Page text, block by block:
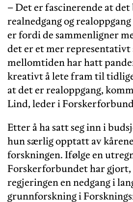
– Det er fascinerende at
realnedgang og
er fordi de sammenligner
det er et mer
mellomtiden har hatt
kreativt å lete fram til
at det er realoppgang,
Lind, leder i
Etter å ha satt seg inn i
hun særlig opptatt av
forskningen. Ifølge en
Forskerforbundet har gjort,
regjeringen en nedgang i
grunnforskning i